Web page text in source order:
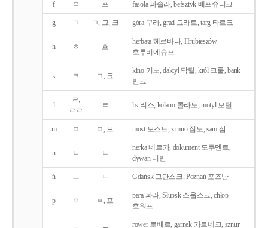
f ㅍ 프 fasola 파솔라, befsztyk 베프슈티크
g ㄱ ㄱ, 그, 크 góra 구라, grad 그라트, targ 타르크
h ㅎ 흐
herbata 헤르바타, Hrubieszów
흐루비에슈프
k ㅋ ㄱ, 크
kino 키노, daktyl 닥틸, król 크룰, bank
반크
l
ㄹ,
ㄹㄹ
ㄹ lis 리스, kolano 콜라노, motyl 모틸
m ㅁ ㅁ, 므 most 모스트, zimno 짐노, sam 삼
n ㄴ ㄴ
nerka 네르카, dokument 도쿠멘트,
dywan 디반
ń ㅡ ㄴ Gdańsk 그단스크, Poznań 포즈난
p ㅍ ㅂ, 프
para 파라, Słupsk 스웁스크, chłop
흐워프
rower 로베르, garnek 가르네크, sznur